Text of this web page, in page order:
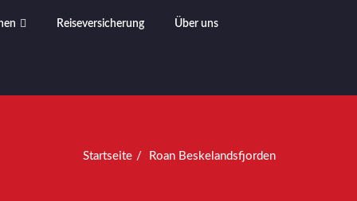
Reiseversicherung Über uns
Startseite Roan Beskelandsfjorden